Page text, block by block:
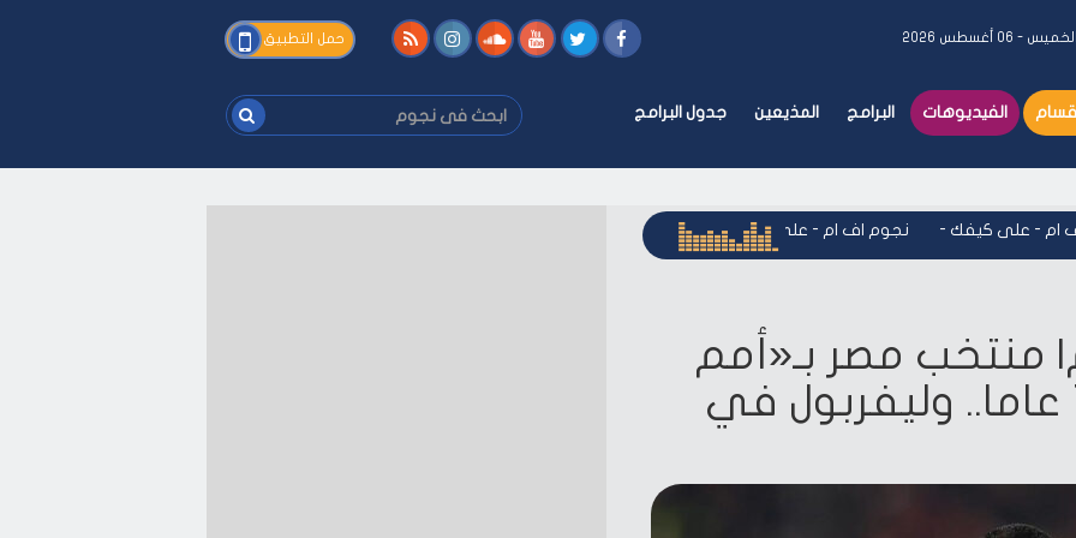
الخميس - ٠٦ أغسطس ٢٠٢٦ حمل التطبيق
الفيديوهات البرامج المذيعين جدول البرامج
ابحث
فى
فى
-- على كيفك - نجوم اف ام - على كيفك نجوم اف ام - على كيفك
منتخب مصر بـ«أمم
أفريقيا» تحت 17 عاما.. وليفربول في